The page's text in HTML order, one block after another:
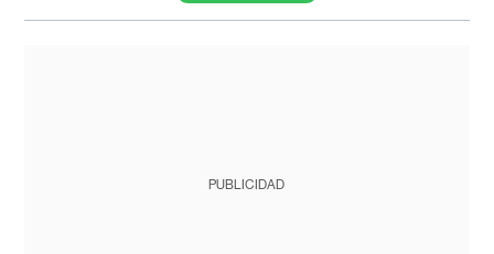
PUBLICIDAD